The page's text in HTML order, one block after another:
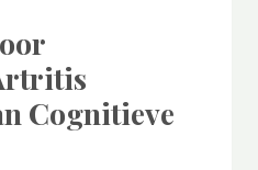
Cognitieve